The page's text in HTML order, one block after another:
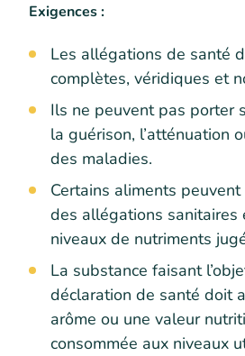
Exigences :
Les allégations de santé
complètes, véridiques et
Ils ne peuvent pas porter
la guérison, l’atténuation
des maladies.
Certains aliments
des allégations sanitaires
niveaux de nutriments
La substance faisant
déclaration de santé doit
arôme ou une valeur
consommée aux niveaux